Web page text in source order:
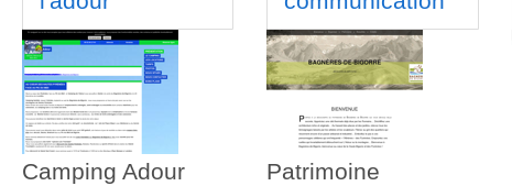
Camping Adour
Patrimoine